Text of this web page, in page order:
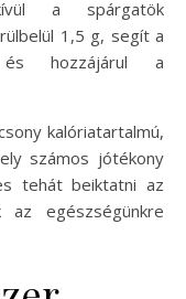
a spárgatök
1,5 g, segít a
és hozzájárul a
kalóriatartalmú,
számos jótékony
tehát beiktatni az
az egészségünkre